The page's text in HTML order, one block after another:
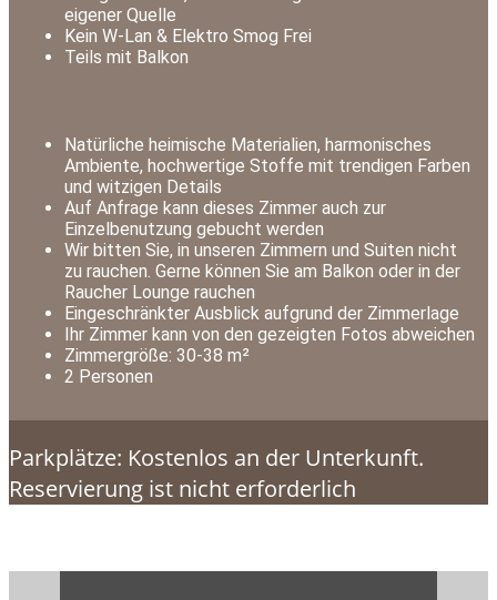
eigener Quelle
Kein W-Lan & Elektro Smog Frei
Teils mit Balkon
Natürliche heimische Materialien, harmonisches
Ambiente, hochwertige Stoffe mit trendigen Farben
und witzigen Details
Auf Anfrage kann dieses Zimmer auch zur
Einzelbenutzung gebucht werden
Wir bitten Sie, in unseren Zimmern und Suiten nicht
zu rauchen. Gerne können Sie am Balkon oder in der
Raucher Lounge rauchen
Eingeschränkter Ausblick aufgrund der Zimmerlage
Ihr Zimmer kann von den gezeigten Fotos abweichen
Zimmergröße: 30-38 m²
2 Personen
Parkplätze: Kostenlos an der Unterkunft.
Reservierung ist nicht erforderlich